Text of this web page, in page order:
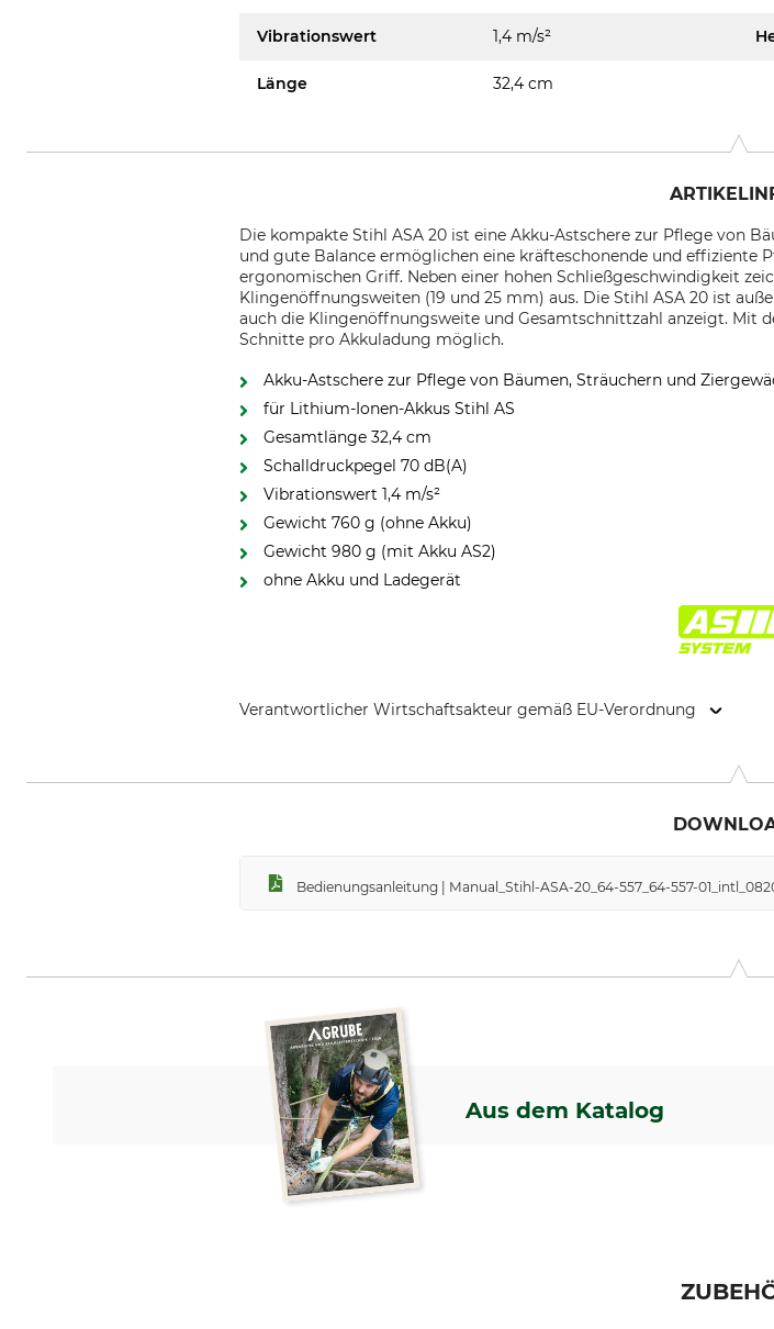
Vibrationswert 1,4 m/s²
Länge 32,4 cm
Die kompakte Stihl ASA 20 ist eine Akku-Astschere zur Pflege von
und gute Balance ermöglichen eine kräfteschonende und effiziente
ergonomischen Griff. Neben einer hohen Schließgeschwindigkeit
Klingenöffnungsweiten (19 und 25 mm) aus. Die Stihl ASA 20 ist
auch die Klingenöffnungsweite und Gesamtschnittzahl anzeigt. Mit
Schnitte pro Akkuladung möglich.
Akku-Astschere zur Pflege von Bäumen, Sträuchern und
für Lithium-Ionen-Akkus Stihl AS
Gesamtlänge 32,4 cm
Schalldruckpegel 70 dB(A)
Vibrationswert 1,4 m/s²
Gewicht 760 g (ohne Akku)
Gewicht 980 g (mit Akku AS2)
ohne Akku und Ladegerät
Verantwortlicher Wirtschaftsakteur gemäß EU-Verordnung
Bedienungsanleitung | Manual_Stihl-ASA-20_64-557_64-557-
Aus dem Katalog